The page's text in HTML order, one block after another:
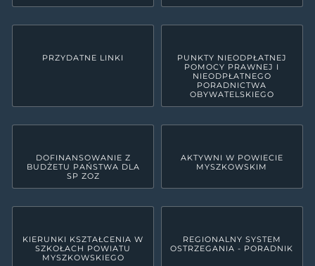
PRZYDATNE LINKI
PUNKTY NIEODPŁATNEJ
POMOCY PRAWNEJ I
NIEODPŁATNEGO
PORADNICTWA
OBYWATELSKIEGO
DOFINANSOWANIE Z
BUDŻETU PAŃSTWA DLA
SP ZOZ
AKTYWNI W POWIECIE
MYSZKOWSKIM
KIERUNKI KSZTAŁCENIA W
SZKOŁACH POWIATU
MYSZKOWSKIEGO
REGIONALNY SYSTEM
OSTRZEGANIA - PORADNIK